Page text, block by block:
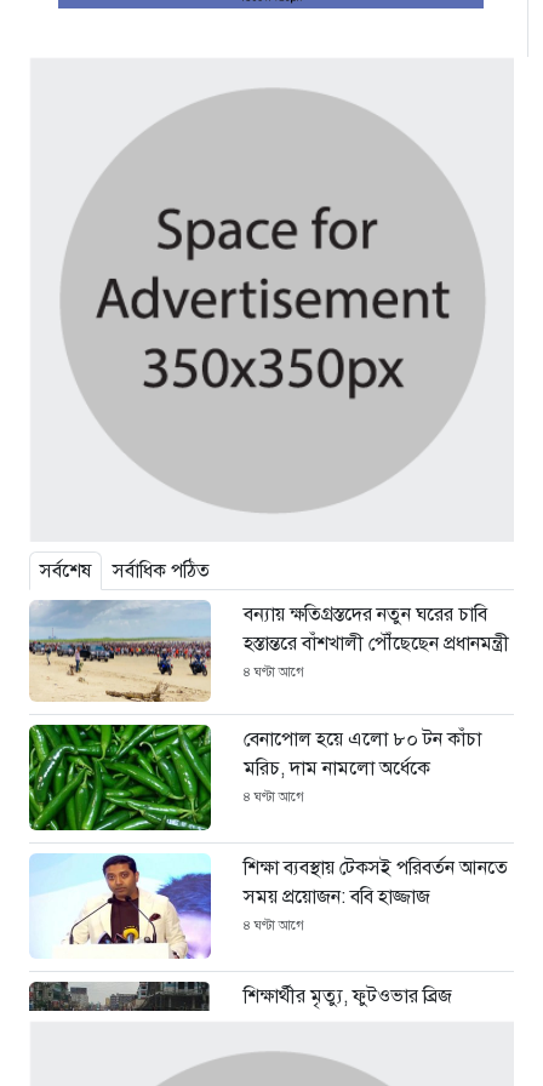
সর্বশেষ
সর্বাধিক পঠিত
বন্যায় ক্ষতিগ্রস্তদের নতুন ঘরের চাবি
হস্তান্তরে বাঁশখালী পৌঁছেছেন প্রধানমন্ত্রী
৪ ঘণ্টা আগে
বেনাপোল হয়ে এলো ৮০ টন কাঁচা
মরিচ, দাম নামলো অর্ধেকে
৪ ঘণ্টা আগে
শিক্ষা ব্যবস্থায় টেকসই পরিবর্তন আনতে
সময় প্রয়োজন: ববি হাজ্জাজ
৪ ঘণ্টা আগে
শিক্ষার্থীর মৃত্যু, ফুটওভার ব্রিজ
মহাসড়ক অবরোধ